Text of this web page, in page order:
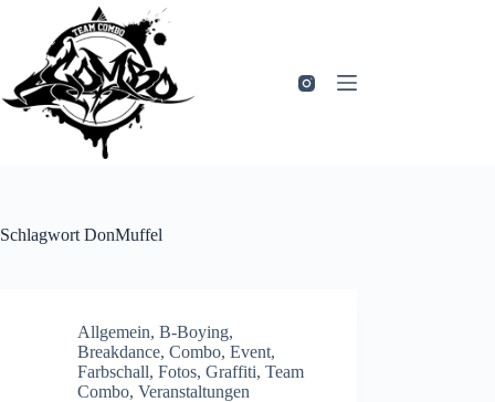
springen
Schlagwort DonMuffel
Allgemein, B-Boying,
Breakdance, Combo, Event,
Farbschall, Fotos, Graffiti, Team
Combo, Veranstaltungen